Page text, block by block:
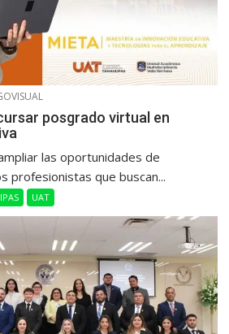
posgrado virtual en
las oportunidades de
profesionistas que buscan...
UAT